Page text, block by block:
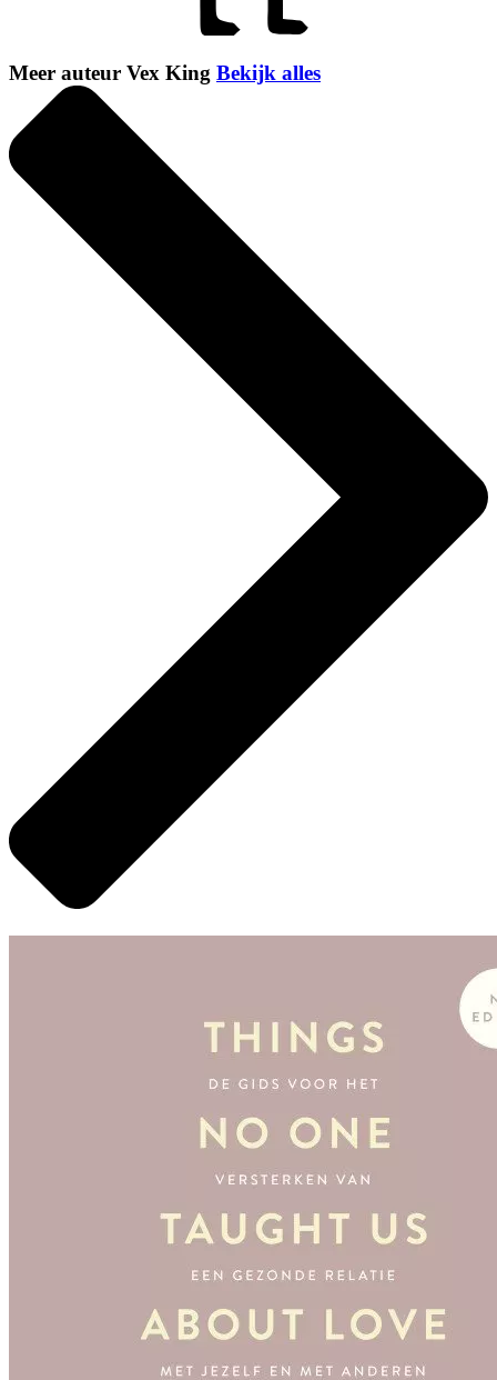
Meer auteur Vex King Bekijk alles